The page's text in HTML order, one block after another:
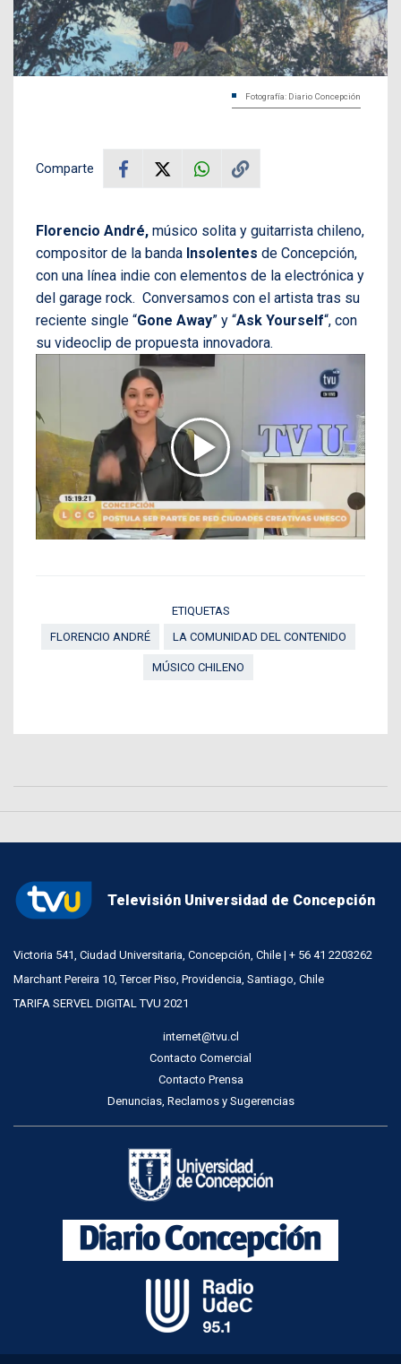
Fotografía: Diario Concepción
Comparte
Florencio André, músico solita y guitarrista chileno,
compositor de la banda Insolentes de Concepción,
con una línea indie con elementos de la electrónica y
del garage rock. Conversamos con el artista tras su
reciente single “Gone Away” y “Ask Yourself“, con
su videoclip de propuesta innovadora.
ETIQUETAS
FLORENCIO ANDRÉ
LA COMUNIDAD DEL CONTENIDO
MÚSICO CHILENO
Televisión Universidad de Concepción
Victoria 541, Ciudad Universitaria, Concepción, Chile | + 56 41 2203262
Marchant Pereira 10, Tercer Piso, Providencia, Santiago, Chile
TARIFA SERVEL DIGITAL TVU 2021
internet@tvu.cl
Contacto Comercial
Contacto Prensa
Denuncias, Reclamos y Sugerencias